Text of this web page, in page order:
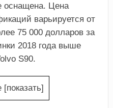
оснащена. Цена
варьируется от
75 000 долларов за
2018 года выше
S90.
[показать]